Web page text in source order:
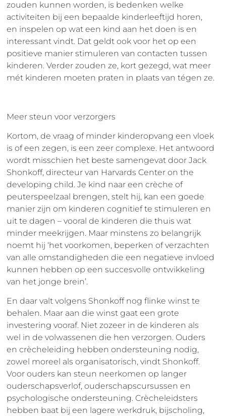
zouden kunnen worden, is bedenken welke
activiteiten bij een bepaalde kinderleeftijd horen,
en inspelen op wat een kind aan het doen is en
interessant vindt. Dat geldt ook voor het op een
positieve manier stimuleren van contacten tussen
kinderen. Verder zouden ze, kort gezegd, wat meer
mét kinderen moeten praten in plaats van tégen ze.
Meer steun voor verzorgers
Kortom, de vraag of minder kinderopvang een vloek
is of een zegen, is een zeer complexe. Het antwoord
wordt misschien het beste samengevat door Jack
Shonkoff, directeur van Harvards Center on the
developing child. Je kind naar een crèche of
peuterspeelzaal brengen, stelt hij, kan een goede
manier zijn om kinderen cognitief te stimuleren en
uit te dagen – vooral de kinderen die thuis wat
minder meekrijgen. Maar minstens zo belangrijk
noemt hij ‘het voorkomen, beperken of verzachten
van alle omstandigheden die een negatieve invloed
kunnen hebben op een succesvolle ontwikkeling
van het jonge brein’.
En daar valt volgens Shonkoff nog flinke winst te
behalen. Maar aan die winst gaat een grote
investering vooraf. Niet zozeer in de kinderen als
wel in de volwassenen die hen verzorgen. Ouders
en crècheleiding hebben ondersteuning nodig,
zowel moreel als organisatorisch, vindt Shonkoff.
Voor ouders kan steun neerkomen op langer
ouderschapsverlof, ouderschapscursussen en
psychologische ondersteuning. Crècheleidsters
hebben baat bij een lagere werkdruk, bijscholing,